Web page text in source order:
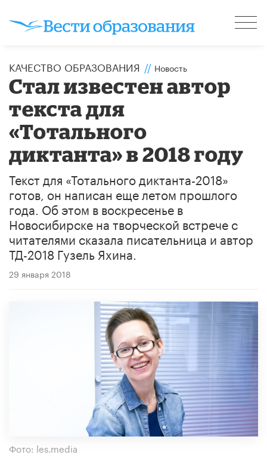
КАЧЕСТВО ОБРАЗОВАНИЯ // Новость
Стал известен автор
текста для
«Тотального
диктанта» в 2018 году
Текст для «Тотального диктанта-2018»
готов, он написан еще летом прошлого
года. Об этом в воскресенье в
Новосибирске на творческой встрече с
читателями сказала писательница и автор
ТД-2018 Гузель Яхина.
29 января 2018
Фото: les.media